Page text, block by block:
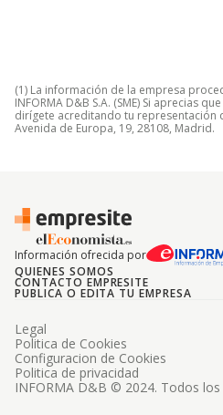
(1) La información de la empresa
INFORMA D&B S.A. (SME) Si aprecias
dirígete acreditando tu representación
Avenida de Europa, 19, 28108, Madrid.
Información ofrecida por
QUIENES SOMOS
CONTACTO EMPRESITE
PUBLICA O EDITA TU EMPRESA
INFORMA D&B © 2024. Todos
Legal
Politica de Cookies
Configuracion de Cookies
Politica de privacidad